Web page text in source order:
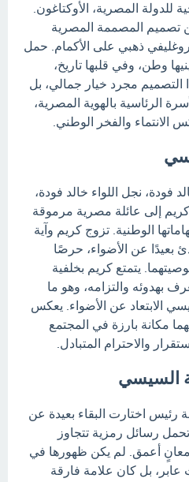
للدولة المصرية، الأوكتاغون.
تصميم المصممة المصرية
ذهبي على الأكمام. حمل
وطن، وفي قلبها تاريخ،
مجرد خيار جمالي، بل
الرئاسية بالهوية المصرية،
الانتماء والفخر الوطني.
فودة، نجل اللواء خالد فودة،
إلى عائلة مصرية مرموقة
الوطنية. تزوج كريم وآية
عن الأضواء، حرصًا
يتمتع كريم بخلفية
بهدوئه والتزامه، وهو ما
الابتعاد عن الأضواء. يعكس
مكانة بارزة في المجتمع
والاحترام المتبادل.
السيسي
رئيس اختارت البقاء بعيدة عن
رسائل رمزية تتجاوز
أعمق. لم يكن ظهورها في
عابر، بل كان علامة فارقة